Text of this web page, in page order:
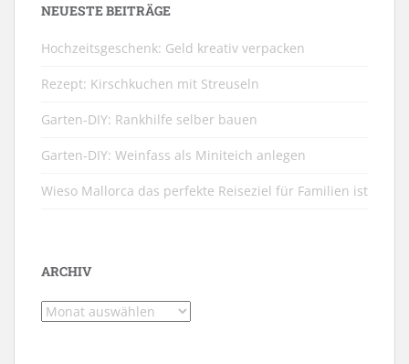
NEUESTE BEITRÄGE
Hochzeitsgeschenk: Geld kreativ verpacken
Rezept: Kirschkuchen mit Streuseln
Garten-DIY: Rankhilfe selber bauen
Garten-DIY: Weinfass als Miniteich anlegen
Wieso Mallorca das perfekte Reiseziel für Familien ist
ARCHIV
Archiv